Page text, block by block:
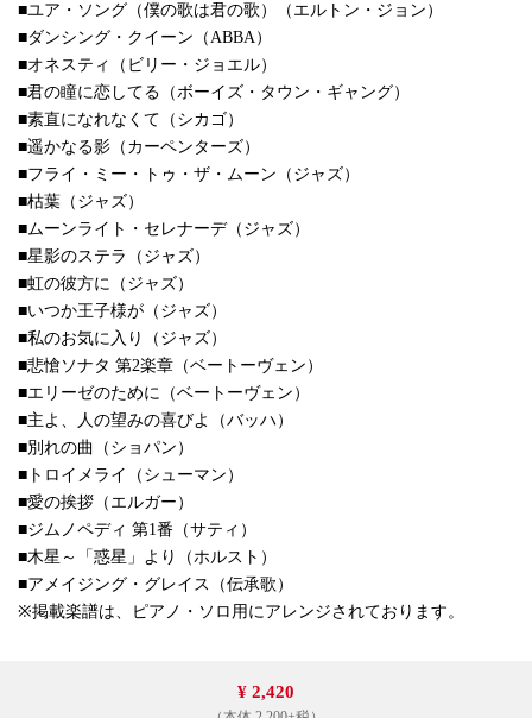
■ユア・ソング（僕の歌は君の歌）（エルトン・ジョン）
■ダンシング・クイーン（ABBA）
■オネスティ（ビリー・ジョエル）
■君の瞳に恋してる（ボーイズ・タウン・ギャング）
■素直になれなくて（シカゴ）
■遥かなる影（カーペンターズ）
■フライ・ミー・トゥ・ザ・ムーン（ジャズ）
■枯葉（ジャズ）
■ムーンライト・セレナーデ（ジャズ）
■星影のステラ（ジャズ）
■虹の彼方に（ジャズ）
■いつか王子様が（ジャズ）
■私のお気に入り（ジャズ）
■悲愴ソナタ 第2楽章（ベートーヴェン）
■エリーゼのために（ベートーヴェン）
■主よ、人の望みの喜びよ（バッハ）
■別れの曲（ショパン）
■トロイメライ（シューマン）
■愛の挨拶（エルガー）
■ジムノペディ 第1番（サティ）
■木星～「惑星」より（ホルスト）
■アメイジング・グレイス（伝承歌）
※掲載楽譜は、ピアノ・ソロ用にアレンジされております。
¥ 2,420